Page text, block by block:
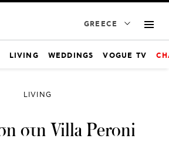
GREECE
LIVING WEDDINGS VOGUE TV
LIVING
στη Villa Peroni